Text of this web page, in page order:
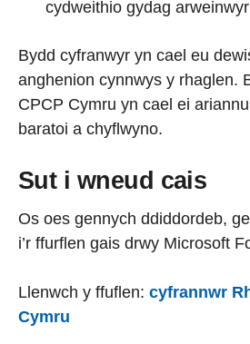
cydweithio gydag
Bydd cyfranwyr yn cael eu
anghenion cynnwys y rhaglen.
CPCP Cymru yn cael ei
baratoi a chyflwyno.
Sut i wneud cais
Os oes gennych ddiddordeb,
i’r ffurflen gais drwy Microsoft
Llenwch y ffuflen: cyfrannwr
Cymru